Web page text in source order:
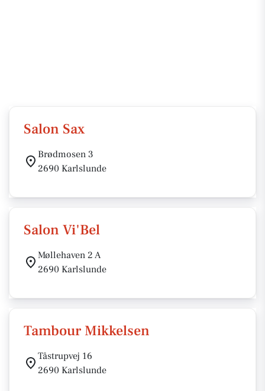
Salon Sax
Brødmosen 3
2690 Karlslunde
Salon Vi'Bel
Møllehaven 2 A
2690 Karlslunde
Tambour Mikkelsen
Tåstrupvej 16
2690 Karlslunde